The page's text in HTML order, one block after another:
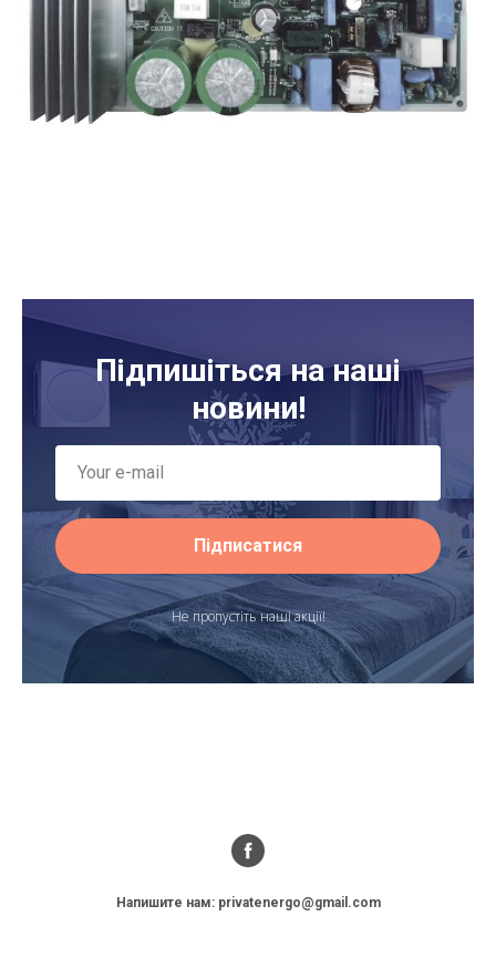
Підпишіться на наші
новини!
Підписатися
Не пропустіть наші акції!
Напишите нам: privatenergo@gmail.com